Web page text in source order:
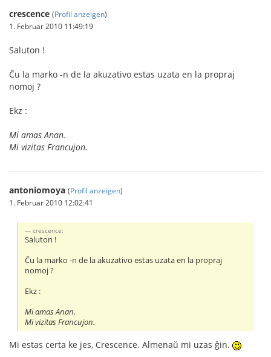
crescence (Profil anzeigen)
1. Februar 2010 11:49:19
Saluton !
Ĉu la marko -n de la akuzativo estas uzata en la propraj
nomoj ?
Ekz :
Mi amas Anan.
Mi vizitas Francujon.
antoniomoya (Profil anzeigen)
1. Februar 2010 12:02:41
crescence:
Saluton !
Ĉu la marko -n de la akuzativo estas uzata en la propraj
nomoj ?
Ekz :
Mi amas Anan.
Mi vizitas Francujon.
Mi estas certa ke jes, Crescence. Almenaŭ mi uzas ĝin.